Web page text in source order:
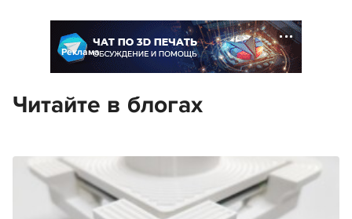
Реклама
Читайте в блогах